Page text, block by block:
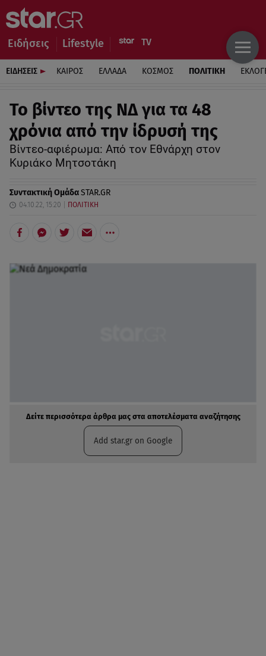
Ειδήσεις Lifestyle
ΕΙΔΗΣΕΙΣ ΚΑΙΡΟΣ ΕΛΛΑΔΑ ΚΟΣΜΟΣ ΠΟΛΙΤΙΚΗ
Το βίντεο της ΝΔ για τα 48
χρόνια από την ίδρυσή της
Βίντεο-αφιέρωμα: Από τον Εθνάρχη στον
Κυριάκο Μητσοτάκη
Συντακτική ΟμάδαSTAR.GR
04.10.22, 15:20 ΠΟΛΙΤΙΚΗ
Δείτε περισσότερα άρθρα μας στα αποτελέσματα αναζήτησης
Add star.gr on Google